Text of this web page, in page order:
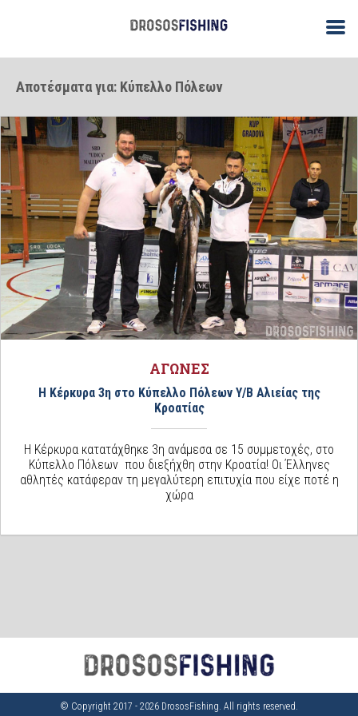
Αποτέσματα για: Κύπελλο Πόλεων
ΑΓΩΝΕΣ
H Κέρκυρα 3η στο Κύπελλο Πόλεων Υ/Β Αλιείας της
Κροατίας
H Κέρκυρα κατατάχθηκε 3η ανάμεσα σε 15 συμμετοχές, στο
Κύπελλο Πόλεων που διεξήχθη στην Κροατία! Οι Έλληνες
αθλητές κατάφεραν τη μεγαλύτερη επιτυχία που είχε ποτέ η
χώρα
© Copyright 2017 - 2026 DrososFishing. All rights reserved.